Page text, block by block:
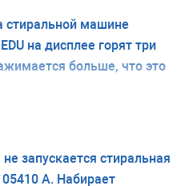
стиральной машине
на дисплее горят три
больше, что это
запускается стиральная
A. Набирает